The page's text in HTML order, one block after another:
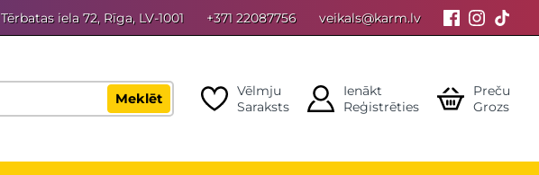
Tērbatas iela 72, Rīga, LV-1001 +371 22087756 veikals@karm.lv
Meklēt
Vēlmju
Saraksts
Ienākt
Reģistrēties
Preču
Grozs